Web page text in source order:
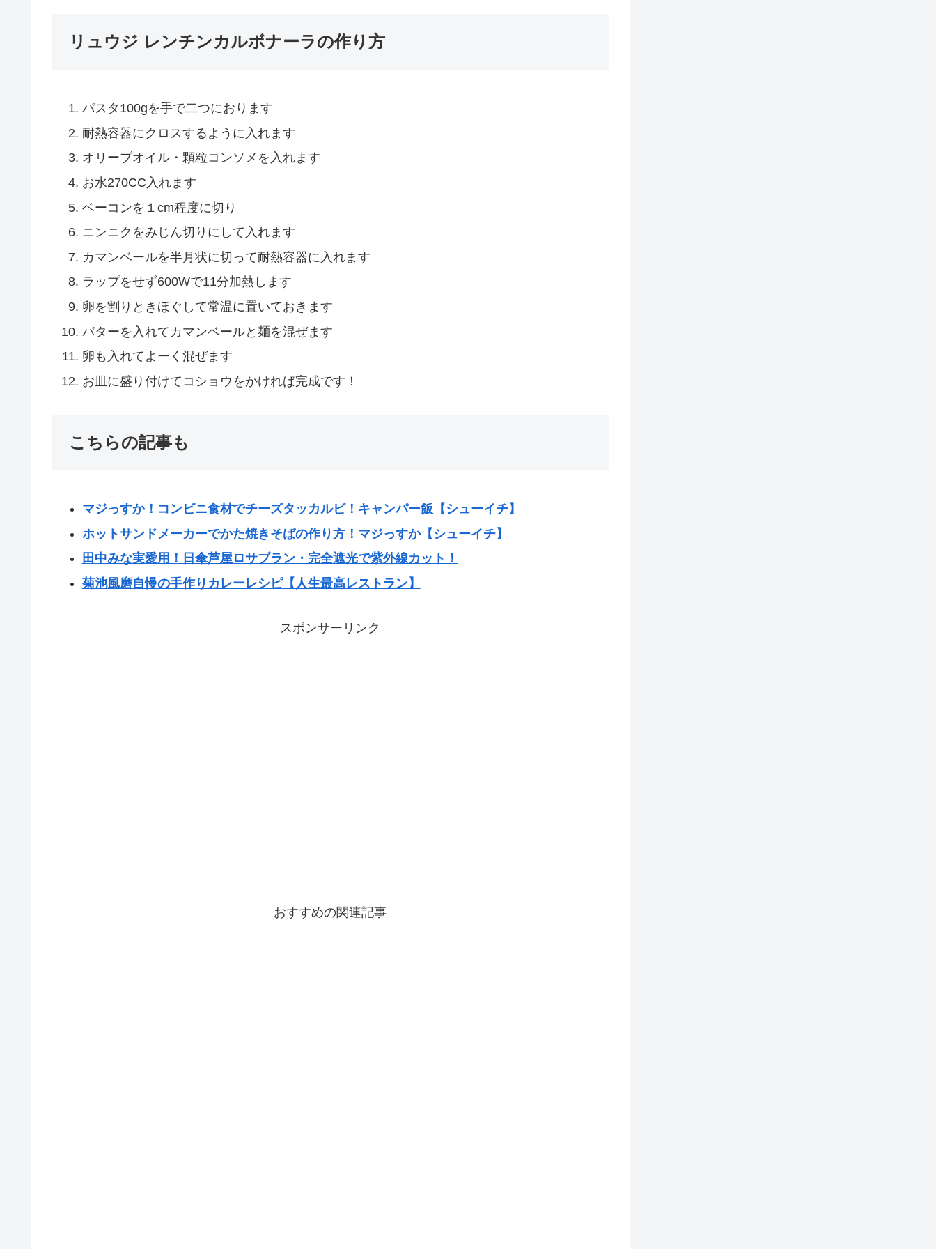
リュウジ レンチンカルボナーラの作り方
パスタ100gを手で二つにおります
耐熱容器にクロスするように入れます
オリーブオイル・顆粒コンソメを入れます
お水270CC入れます
ベーコンを１cm程度に切り
ニンニクをみじん切りにして入れます
カマンベールを半月状に切って耐熱容器に入れます
ラップをせず600Wで11分加熱します
卵を割りときほぐして常温に置いておきます
バターを入れてカマンベールと麺を混ぜます
卵も入れてよーく混ぜます
お皿に盛り付けてコショウをかければ完成です！
こちらの記事も
マジっすか！コンビニ食材でチーズタッカルビ！キャンパー飯【シューイチ】
ホットサンドメーカーでかた焼きそばの作り方！マジっすか【シューイチ】
田中みな実愛用！日傘芦屋ロサブラン・完全遮光で紫外線カット！
菊池風磨自慢の手作りカレーレシピ【人生最高レストラン】
スポンサーリンク
おすすめの関連記事